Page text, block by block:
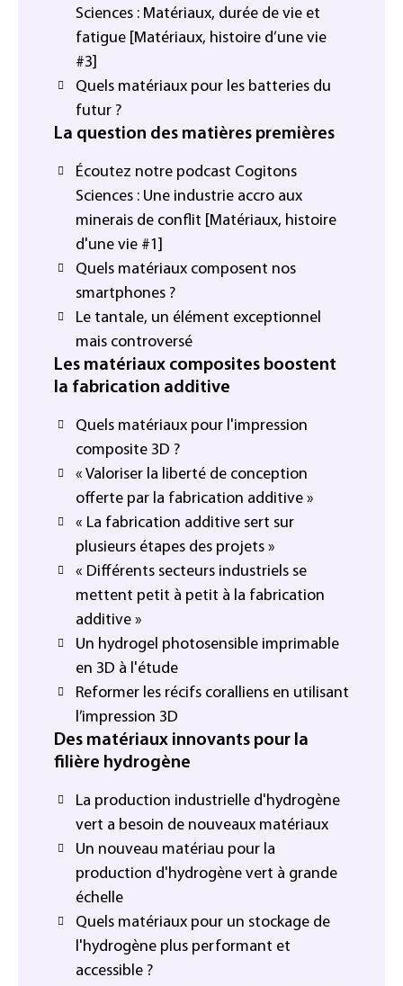
Sciences : Matériaux, durée de vie et
fatigue [Matériaux, histoire d’une vie
#3]
Quels matériaux pour les batteries du
futur ?
La question des matières premières
Écoutez notre podcast Cogitons
Sciences : Une industrie accro aux
minerais de conflit [Matériaux, histoire
d'une vie #1]
Quels matériaux composent nos
smartphones ?
Le tantale, un élément exceptionnel
mais controversé
Les matériaux composites boostent
la fabrication additive
Quels matériaux pour l'impression
composite 3D ?
« Valoriser la liberté de conception
offerte par la fabrication additive »
« La fabrication additive sert sur
plusieurs étapes des projets »
« Différents secteurs industriels se
mettent petit à petit à la fabrication
additive »
Un hydrogel photosensible imprimable
en 3D à l'étude
Reformer les récifs coralliens en utilisant
l’impression 3D
Des matériaux innovants pour la
filière hydrogène
La production industrielle d'hydrogène
vert a besoin de nouveaux matériaux
Un nouveau matériau pour la
production d'hydrogène vert à grande
échelle
Quels matériaux pour un stockage de
l'hydrogène plus performant et
accessible ?